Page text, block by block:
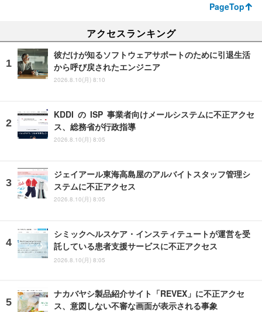
PageTop
アクセスランキング
彼だけが知るソフトウェアサポートのために引退生活
から呼び戻されたエンジニア
2026.8.10(月) 8:10
KDDI の ISP 事業者向けメールシステムに不正アクセ
ス、総務省が行政指導
2026.8.10(月) 8:05
ジェイアール東海高島屋のアルバイトスタッフ管理シ
ステムに不正アクセス
2026.8.10(月) 8:05
シミックヘルスケア・インスティテュートが運営を受
託している患者支援サービスに不正アクセス
2026.8.10(月) 8:05
ナカバヤシ製品紹介サイト「REVEX」に不正アクセ
ス、意図しない不審な画面が表示される事象